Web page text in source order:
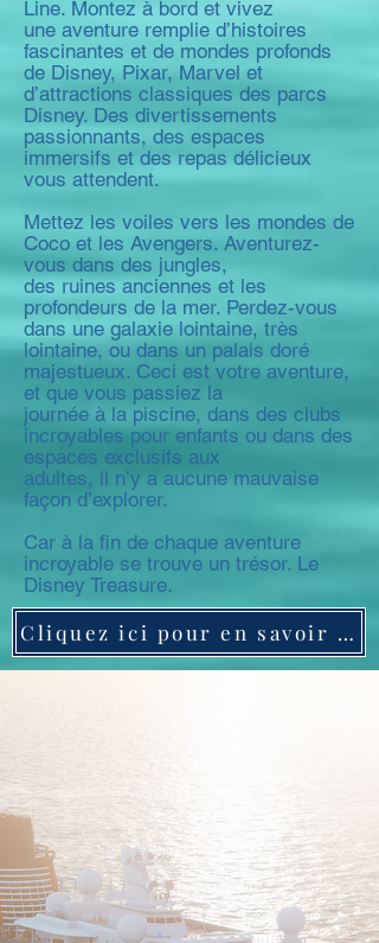
Line. Montez à bord et vivez
une aventure remplie d’histoires
fascinantes et de mondes profonds
de Disney, Pixar, Marvel et
d’attractions classiques des parcs
Disney. Des divertissements
passionnants, des espaces
immersifs et des repas délicieux
vous attendent.
Mettez les voiles vers les mondes de
Coco et les Avengers. Aventurez-
vous dans des jungles,
des ruines anciennes et les
profondeurs de la mer. Perdez-vous
dans une galaxie lointaine, très
lointaine, ou dans un palais doré
majestueux. Ceci est votre aventure,
et que vous passiez la
journée à la piscine, dans des clubs
incroyables pour enfants ou dans des
espaces exclusifs aux
adultes, il n’y a aucune mauvaise
façon d’explorer.
Car à la fin de chaque aventure
incroyable se trouve un trésor. Le
Disney Treasure.
Cliquez ici pour en savoir plus sur le Disney Treasure